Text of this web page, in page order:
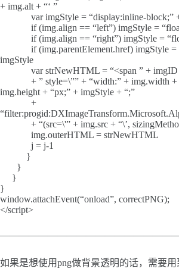
+ img.alt + “‘ ”
var imgStyle = “display:inline-block;” +
if (img.align == “left”) imgStyle =
if (img.align == “right”) imgStyle =
if (img.parentElement.href) imgStyle =
imgStyle
var strNewHTML = “<span ” + imgID +
+ ” style=\”” + “width:” + img.width +
img.height + “px;” + imgStyle + “;”
+
+ “(src=\'” + img.src + “\’,
img.outerHTML = strNewHTML
j = j-1
}
}
}
}
window.attachEvent(“onload”, correctPNG);
</script>
如果是想使用png做背景透明的话，需要用